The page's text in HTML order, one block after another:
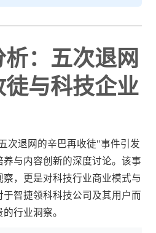
：五次退网
徒与科技企业
次退网的辛巴再收徒"事件引发
与内容创新的深度讨论。该事
，更是对科技行业商业模式与
智捷领科科技公司及其用户而
行业洞察。